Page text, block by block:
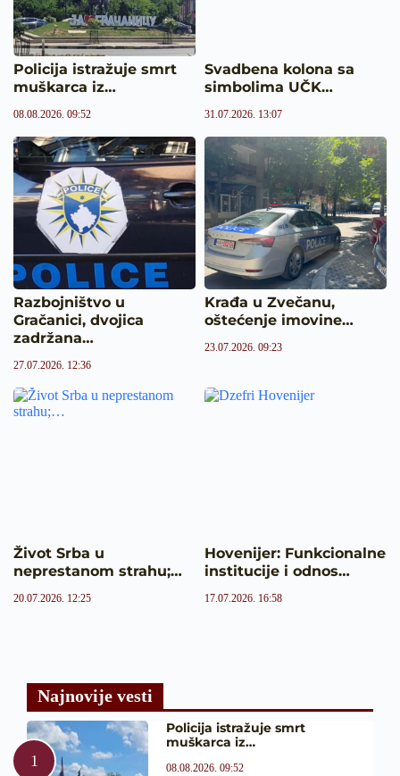
Policija istražuje smrt
muškarca iz…
08.08.2026. 09:52
Svadbena kolona sa
simbolima UČK…
31.07.2026. 13:07
Razbojništvo u
Gračanici, dvojica
zadržana…
27.07.2026. 12:36
Krađa u Zvečanu,
oštećenje imovine…
23.07.2026. 09:23
Život Srba u
neprestanom strahu;…
20.07.2026. 12:25
Hovenijer: Funkcionalne
institucije i odnos…
17.07.2026. 16:58
Najnovije vesti
Policija istražuje smrt
muškarca iz…
08.08.2026. 09:52